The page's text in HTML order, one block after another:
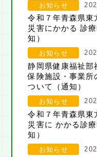
お知らせ
令和７年青森県東
災害にかかる 診
知）
お知らせ
静岡県健康福祉部
保険施設・事業所
ついて（通知）
お知らせ
令和７年青森県東
災害に かかる診
知）
お知らせ